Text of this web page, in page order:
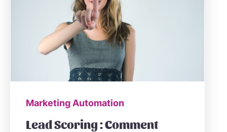
Marketing Automation
Lead Scoring : Comment